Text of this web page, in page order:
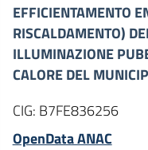
EFFICIENTAMENTO
RISCALDAMENTO)
ILLUMINAZIONE
CALORE DEL
CIG: B7FE836256
OpenData ANAC